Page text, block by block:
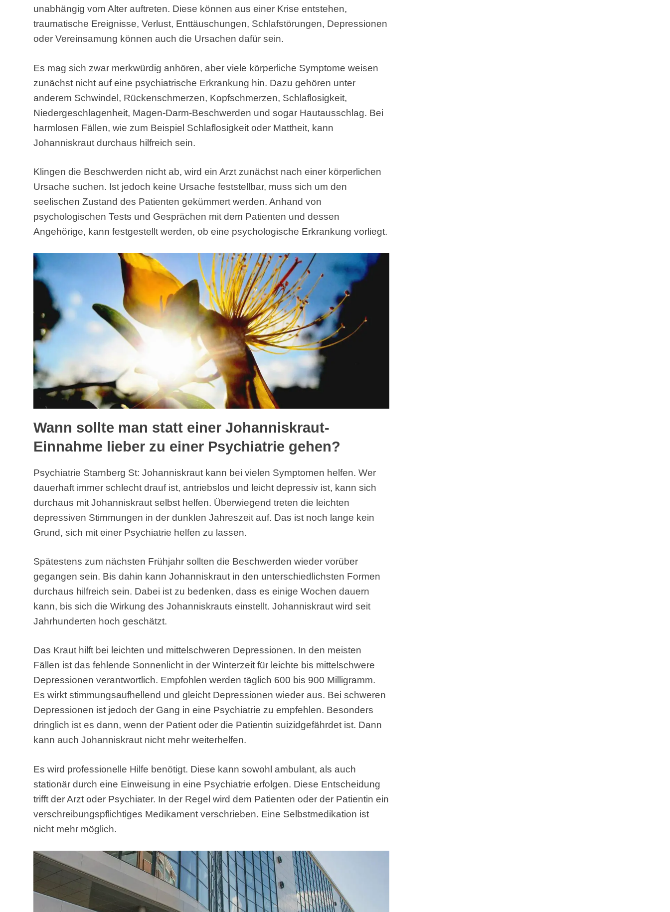
unabhängig vom Alter auftreten. Diese können aus einer Krise entstehen,
traumatische Ereignisse, Verlust, Enttäuschungen, Schlafstörungen, Depressionen
oder Vereinsamung können auch die Ursachen dafür sein.
Es mag sich zwar merkwürdig anhören, aber viele körperliche Symptome weisen
zunächst nicht auf eine psychiatrische Erkrankung hin. Dazu gehören unter
anderem Schwindel, Rückenschmerzen, Kopfschmerzen, Schlaflosigkeit,
Niedergeschlagenheit, Magen-Darm-Beschwerden und sogar Hautausschlag. Bei
harmlosen Fällen, wie zum Beispiel Schlaflosigkeit oder Mattheit, kann
Johanniskraut durchaus hilfreich sein.
Klingen die Beschwerden nicht ab, wird ein Arzt zunächst nach einer körperlichen
Ursache suchen. Ist jedoch keine Ursache feststellbar, muss sich um den
seelischen Zustand des Patienten gekümmert werden. Anhand von
psychologischen Tests und Gesprächen mit dem Patienten und dessen
Angehörige, kann festgestellt werden, ob eine psychologische Erkrankung vorliegt.
Wann sollte man statt einer Johanniskraut-
Einnahme lieber zu einer Psychiatrie gehen?
Psychiatrie Starnberg St: Johanniskraut kann bei vielen Symptomen helfen. Wer
dauerhaft immer schlecht drauf ist, antriebslos und leicht depressiv ist, kann sich
durchaus mit Johanniskraut selbst helfen. Überwiegend treten die leichten
depressiven Stimmungen in der dunklen Jahreszeit auf. Das ist noch lange kein
Grund, sich mit einer Psychiatrie helfen zu lassen.
Spätestens zum nächsten Frühjahr sollten die Beschwerden wieder vorüber
gegangen sein. Bis dahin kann Johanniskraut in den unterschiedlichsten Formen
durchaus hilfreich sein. Dabei ist zu bedenken, dass es einige Wochen dauern
kann, bis sich die Wirkung des Johanniskrauts einstellt. Johanniskraut wird seit
Jahrhunderten hoch geschätzt.
Das Kraut hilft bei leichten und mittelschweren Depressionen. In den meisten
Fällen ist das fehlende Sonnenlicht in der Winterzeit für leichte bis mittelschwere
Depressionen verantwortlich. Empfohlen werden täglich 600 bis 900 Milligramm.
Es wirkt stimmungsaufhellend und gleicht Depressionen wieder aus. Bei schweren
Depressionen ist jedoch der Gang in eine Psychiatrie zu empfehlen. Besonders
dringlich ist es dann, wenn der Patient oder die Patientin suizidgefährdet ist. Dann
kann auch Johanniskraut nicht mehr weiterhelfen.
Es wird professionelle Hilfe benötigt. Diese kann sowohl ambulant, als auch
stationär durch eine Einweisung in eine Psychiatrie erfolgen. Diese Entscheidung
trifft der Arzt oder Psychiater. In der Regel wird dem Patienten oder der Patientin ein
verschreibungspflichtiges Medikament verschrieben. Eine Selbstmedikation ist
nicht mehr möglich.